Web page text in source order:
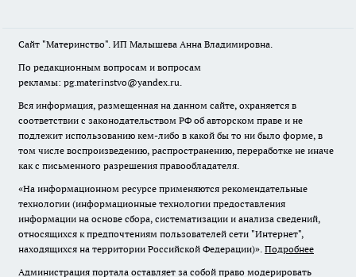
Сайт "Материнство". ИП Малышева Анна Владимировна.
По редакционным вопросам и вопросам
рекламы: pg.materinstvo@yandex.ru.
Вся информация, размещенная на данном сайте, охраняется в
соответствии с законодательством РФ об авторском праве и не
подлежит использованию кем-либо в какой бы то ни было форме, в
том числе воспроизведению, распространению, переработке не иначе
как с письменного разрешения правообладателя.
«На информационном ресурсе применяются рекомендательные
технологии (информационные технологии предоставления
информации на основе сбора, систематизации и анализа сведений,
относящихся к предпочтениям пользователей сети "Интернет",
находящихся на территории Российской Федерации)». Подробнее
Администрация портала оставляет за собой право модерировать